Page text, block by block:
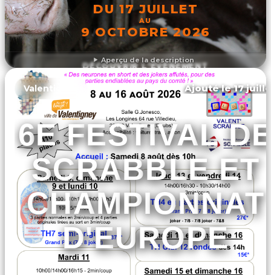
Aperçu de la description
DU 17 JUILLET
AU
9 OCTOBRE 2026
DÉCOUVRIR L'ÉVÉNEMENT
Valentigney Ajouté le 17
6E FESTIVAL
SCRABBLE ET
CHAMPIONNAT
D'EUROPE